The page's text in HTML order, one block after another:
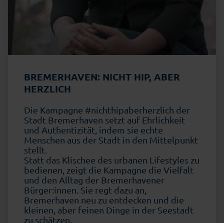
BREMERHAVEN: NICHT HIP, ABER
HERZLICH
Die Kampagne #nichthipaberherzlich der
Stadt Bremerhaven setzt auf Ehrlichkeit
und Authentizität, indem sie echte
Menschen aus der Stadt in den Mittelpunkt
stellt.
Statt das Klischee des urbanen Lifestyles zu
bedienen, zeigt die Kampagne die Vielfalt
und den Alltag der Bremerhavener
Bürger:innen. Sie regt dazu an,
Bremerhaven neu zu entdecken und die
kleinen, aber feinen Dinge in der Seestadt
zu schätzen.